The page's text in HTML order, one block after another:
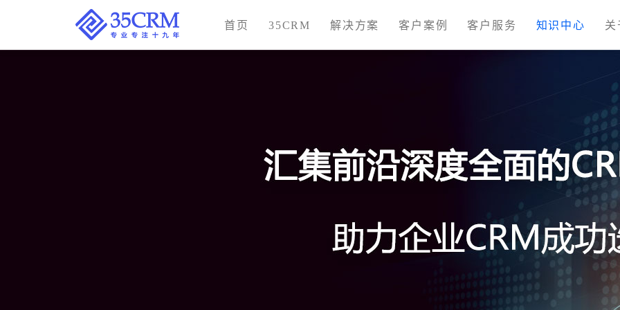
首页 35CRM 解决方案 客户案例 客户服务 知识中心 关